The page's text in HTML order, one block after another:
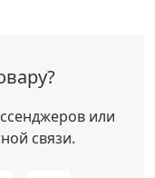
или
связи.